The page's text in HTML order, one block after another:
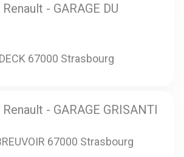
- GARAGE DU
67000 Strasbourg
- GARAGE GRISANTI
67000 Strasbourg